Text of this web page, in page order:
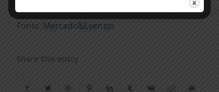
Fonte: Mercado&Eventos
Share this entry